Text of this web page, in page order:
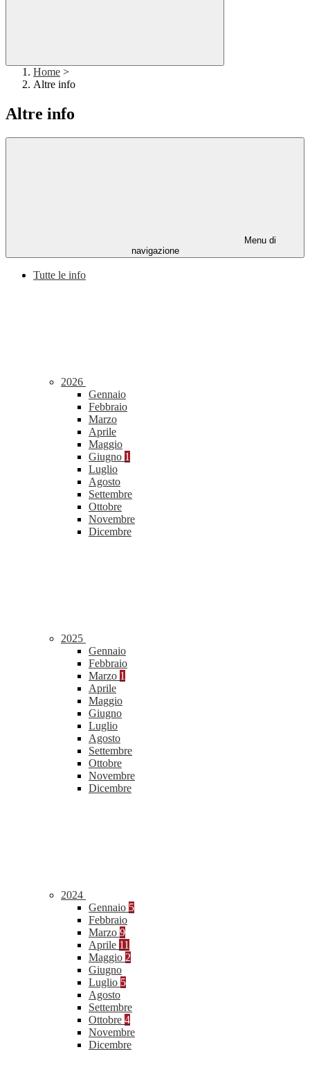
Home >
Altre info
Altre info
Menu di
navigazione
Tutte le info
2026
Gennaio
Febbraio
Marzo
Aprile
Maggio
Giugno 1
Luglio
Agosto
Settembre
Ottobre
Novembre
Dicembre
2025
Gennaio
Febbraio
Marzo 1
Aprile
Maggio
Giugno
Luglio
Agosto
Settembre
Ottobre
Novembre
Dicembre
2024
Gennaio 5
Febbraio
Marzo 9
Aprile 11
Maggio 2
Giugno
Luglio 5
Agosto
Settembre
Ottobre 4
Novembre
Dicembre